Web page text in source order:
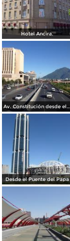
Hotel Ancira.
Av. Constitución desde el Pabellon M. Diciembre/2016
Desde el Puente del Papa